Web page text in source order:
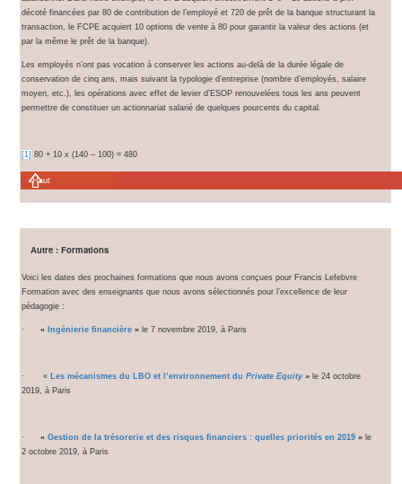
décoté financées par 80 de contribution de l’employé et 720 de prêt de la banque structurant la
transaction, le FCPE acquiert 10 options de vente à 80 pour garantir la valeur des actions (et
par la même le prêt de la banque).
Les employés n’ont pas vocation à conserver les actions au-delà de la durée légale de
conservation de cinq ans, mais suivant la typologie d’entreprise (nombre d’employés, salaire
moyen, etc.), les opérations avec effet de levier d’ESOP renouvelées tous les ans peuvent
permettre de constituer un actionnariat salarié de quelques pourcents du capital.
[1] 80 + 10 x (140 – 100) = 480
Haut
Autre : Formations
Voici les dates des prochaines formations que nous avons conçues pour Francis Lefebvre
Formation avec des enseignants que nous avons sélectionnés pour l’excellence de leur
pédagogie :
· « Ingénierie financière » le 7 novembre 2019, à Paris
· « Les mécanismes du LBO et l’environnement du Private Equity » le 24 octobre
2019, à Paris
· « Gestion de la trésorerie et des risques financiers : quelles priorités en 2019 » le
2 octobre 2019, à Paris